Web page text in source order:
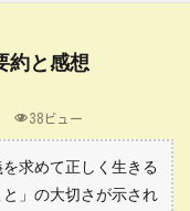
約と感想
38ビュー
求めて正しく生きる
」の大切さが示され